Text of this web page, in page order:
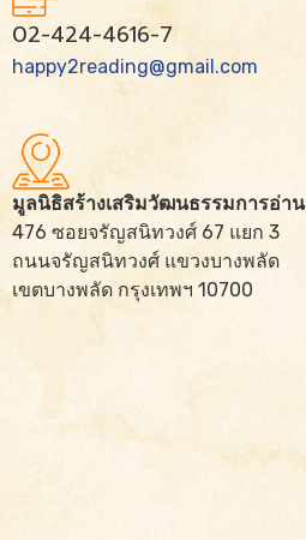
02-424-4616-7
happy2reading@gmail.com
มูลนิธิสร้างเสริมวัฒนธรรมการอ่าน
476 ซอยจรัญสนิทวงศ์ 67 แยก 3
ถนนจรัญสนิทวงศ์ แขวงบางพลัด
เขตบางพลัด กรุงเทพฯ 10700